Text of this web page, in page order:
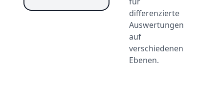
differenzierte
Auswertungen
auf
verschiedenen
Ebenen.